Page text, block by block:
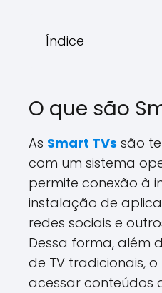
Índice
O que são
As Smart TVs são
com um sistema
permite conexão à
instalação de
redes sociais e
Dessa forma, além
de TV tradicionais,
acessar conteúdos